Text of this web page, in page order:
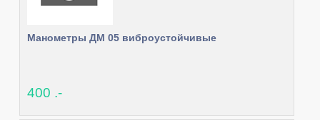
Манометры ДМ 05 виброустойчивые
400 .-